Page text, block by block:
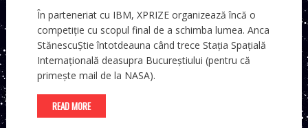
În parteneriat cu IBM, XPRIZE organizează încă o
competiție cu scopul final de a schimba lumea. Anca
StănescuȘtie întotdeauna când trece Stația Spațială
Internațională deasupra Bucureștiului (pentru că
primește mail de la NASA).
READ MORE